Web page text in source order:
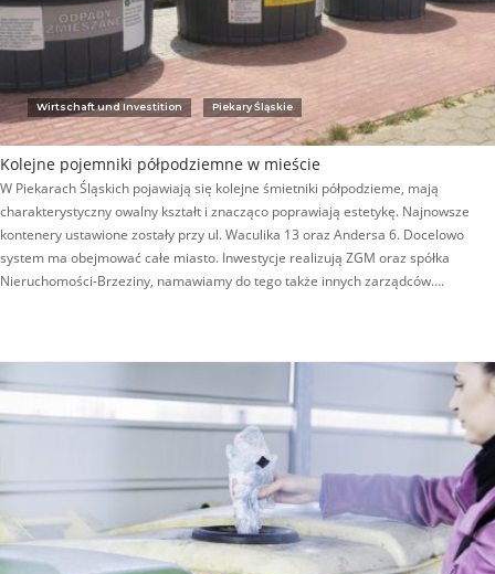
Wirtschaft und Investition Piekary Śląskie
Kolejne pojemniki półpodziemne w mieście
W Piekarach Śląskich pojawiają się kolejne śmietniki półpodzieme, mają
charakterystyczny owalny kształt i znacząco poprawiają estetykę. Najnowsze
kontenery ustawione zostały przy ul. Waculika 13 oraz Andersa 6. Docelowo
system ma obejmować całe miasto. Inwestycje realizują ZGM oraz spółka
Nieruchomości-Brzeziny, namawiamy do tego także innych zarządców….